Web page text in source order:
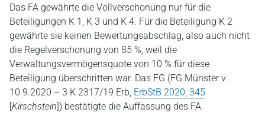
Das FA gewährte die Vollverschonung nur für die
Beteiligungen K 1, K 3 und K 4. Für die Beteiligung K 2
gewährte sie keinen Bewertungsabschlag, also auch nicht
die Regelverschonung von 85 %, weil die
Verwaltungsvermögensquote von 10 % für diese
Beteiligung überschritten war. Das FG (FG Münster v.
10.9.2020 – 3 K 2317/19 Erb, ErbStB 2020, 345
[Kirschstein]) bestätigte die Auffassung des FA.